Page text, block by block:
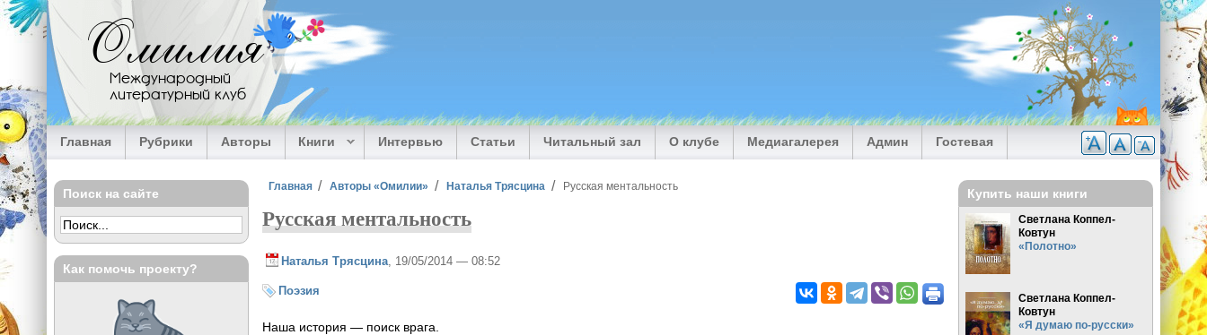
Перейти к основному содержанию
Омилия
Международный
литературный клуб
Главная Рубрики Авторы Книги Интервью Статьи Читальный зал О клубе Медиагалерея Админ Гостевая
Вы здесь
Главная Авторы «Омилии» Наталья Трясцина Русская ментальность
Русская ментальность
Наталья Трясцина , 19/05/2014 — 08:52
Поэзия
Наша история — поиск врага.
Поиск на сайте
Как помочь проекту?
Купить наши книги
Светлана Коппел-
Ковтун
«Полотно»
Светлана Коппел-
Ковтун
«Я думаю по-русски»